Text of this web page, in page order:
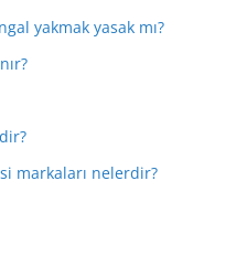
yakmak yasak mı?
markaları nelerdir?